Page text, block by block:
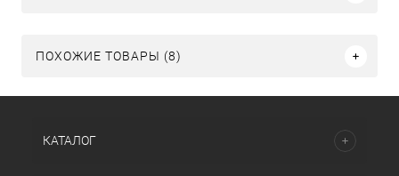
ПОХОЖИЕ ТОВАРЫ (8)
КАТАЛОГ